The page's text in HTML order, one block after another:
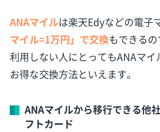
ANAマイルは楽天Edyなどの電子
マイル=1万円」で交換もできる
利用しない人にとってもANAマイ
お得な交換方法といえます。
ANAマイルから移行できる他
フトカード